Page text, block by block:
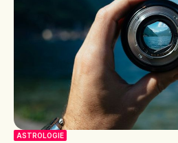
ASTROLOGIE